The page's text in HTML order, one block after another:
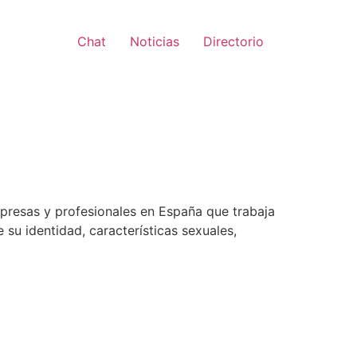
Chat Noticias Directorio
y profesionales en España que trabaja
identidad, características sexuales,